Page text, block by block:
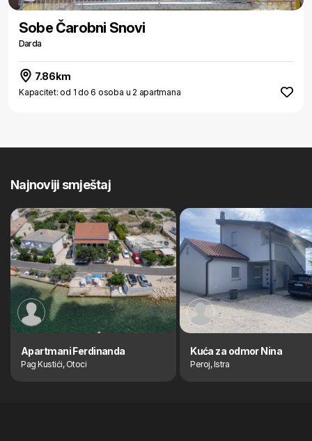
Sobe Čarobni Snovi
Darda
7.86km
Kapacitet: od 1 do 6 osoba u 2 apartmana
Najnoviji smještaj
Apartmani Ferdinanda
Pag Kustići, Otoci
Kuća za odmor Nina
Peroj, Istra